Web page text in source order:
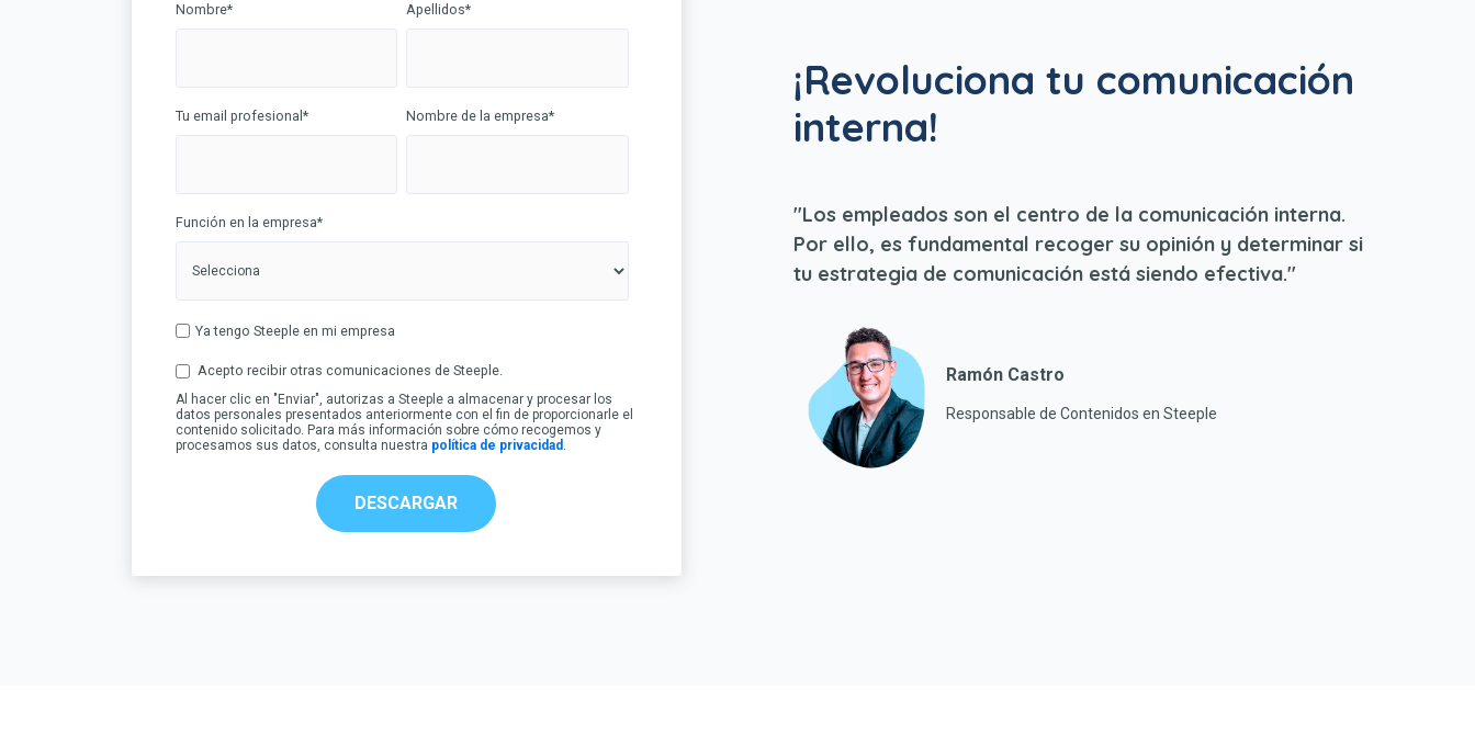
Nombre* Apellidos*
Tu email profesional * Nombre de la empresa*
Función en la empresa*
Ya tengo Steeple en mi empresa
Acepto recibir otras comunicaciones de Steeple.
Al hacer clic en "Enviar", autorizas a Steeple a almacenar y procesar los
datos personales presentados anteriormente con el fin de proporcionarle el
contenido solicitado. Para más información sobre cómo recogemos y
procesamos sus datos, consulta nuestra política de privacidad .
¡Revoluciona tu comunicación
interna!
"Los empleados son el centro de la comunicación interna.
Por ello, es fundamental recoger su opinión y determinar si
tu estrategia de comunicación está siendo efectiva."
Ramón Castro
Responsable de Contenidos en Steeple